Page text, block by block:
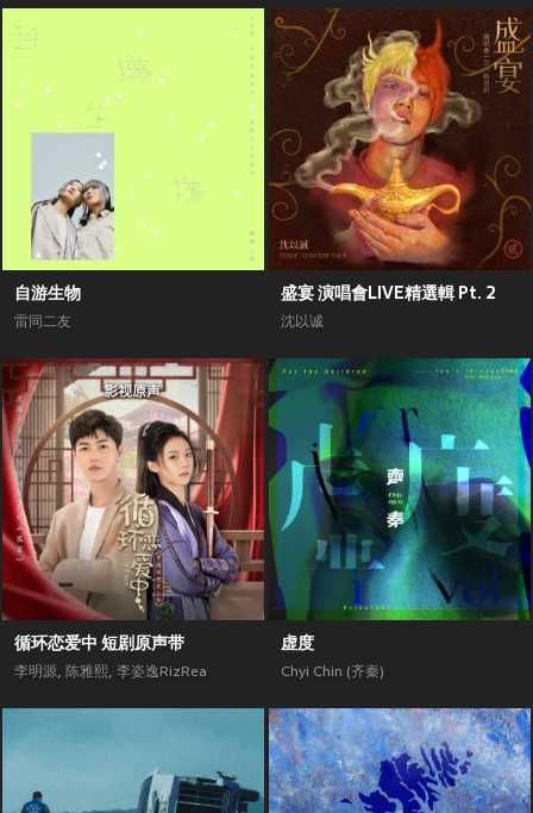
自游生物
雷同二友
盛宴 演唱會LIVE精選輯 Pt. 2
沈以诚
循环恋爱中 短剧原声带
李明源, 陈雅熙, 李姿逸RizRea
虚度
Chyi Chin (齐秦)